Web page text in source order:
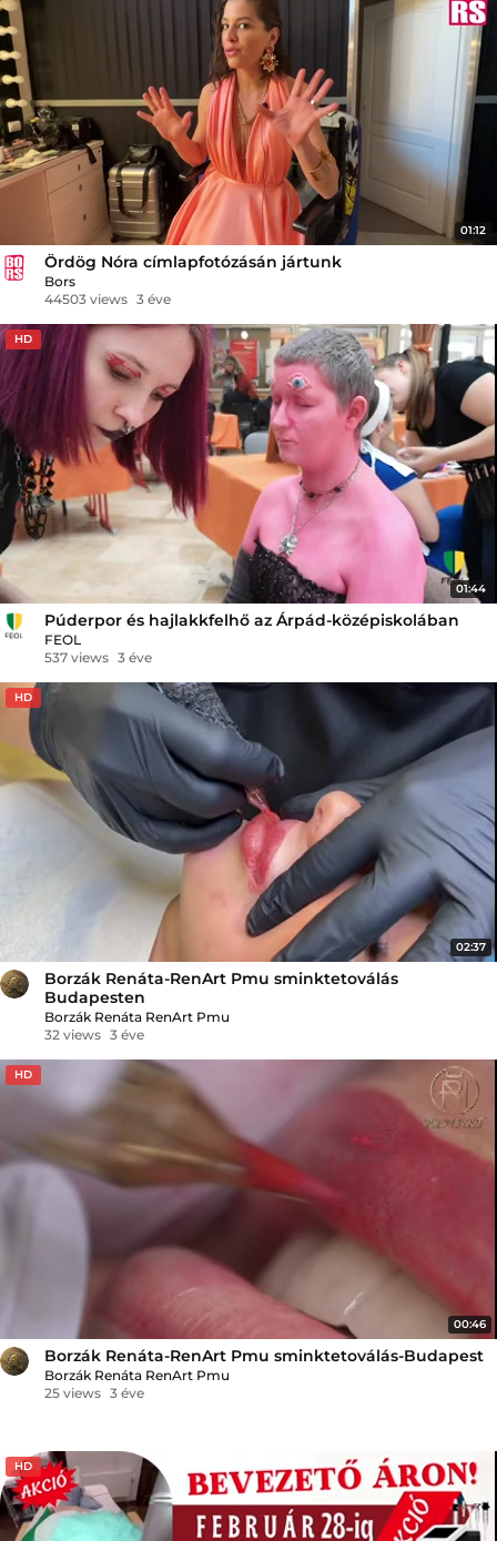
01:12
Ördög Nóra címlapfotózásán jártunk
Bors
44503 views 3 éve
HD
01:44
Púderpor és hajlakkfelhő az Árpád-középiskolában
FEOL
537 views 3 éve
HD
02:37
Borzák Renáta-RenArt Pmu sminktetoválás
Budapesten
Borzák Renáta RenArt Pmu
32 views 3 éve
HD
00:46
Borzák Renáta-RenArt Pmu sminktetoválás-Budapest
Borzák Renáta RenArt Pmu
25 views 3 éve
HD